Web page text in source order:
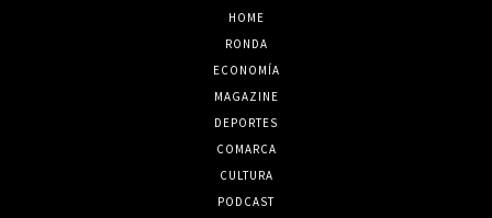
HOME
RONDA
ECONOMÍA
MAGAZINE
DEPORTES
COMARCA
CULTURA
PODCAST